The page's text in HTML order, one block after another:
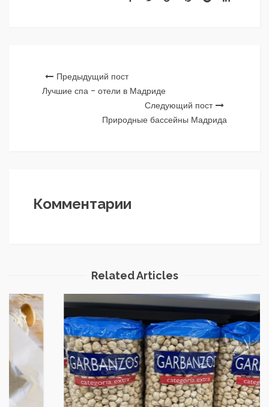
Предыдущий пост
Лучшие спа - отели в Мадриде
Следующий пост
Природные бассейны Мадрида
Комментарии
Related Articles